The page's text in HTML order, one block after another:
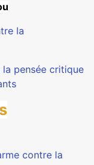
la
pensée critique
contre la